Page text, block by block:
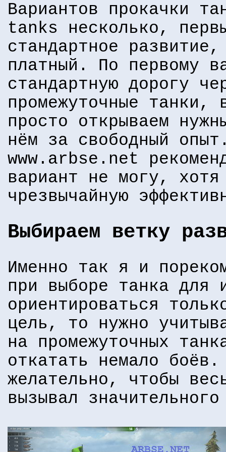
Вариантов прокачки
tanks несколько,
стандартное
платный. По первому
стандартную дорогу
промежуточные танки,
просто открываем
нём за свободный
www.arbse.net
вариант не могу,
чрезвычайную
Выбираем ветку
Именно так я и
при выборе танка для
ориентироваться
цель, то нужно
на промежуточных
откатать немало
желательно, чтобы
вызывал